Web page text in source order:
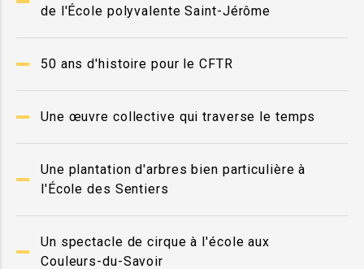
de l'École polyvalente Saint-Jérôme
50 ans d'histoire pour le CFTR
Une œuvre collective qui traverse le temps
Une plantation d'arbres bien particulière à
l'École des Sentiers
Un spectacle de cirque à l'école aux
Couleurs-du-Savoir